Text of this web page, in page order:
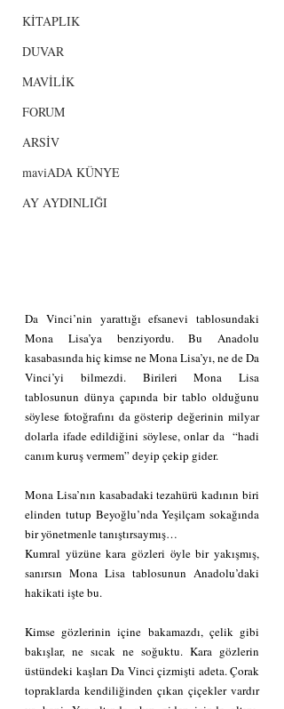
KİTAPLIK
DUVAR
MAVİLİK
FORUM
ARSİV
maviADA KÜNYE
AY AYDINLIĞI
Da Vinci’nin yarattığı efsanevi tablosundaki
Mona Lisa’ya benziyordu. Bu Anadolu
kasabasında hiç kimse ne Mona Lisa’yı, ne de Da
Vinci’yi bilmezdi. Birileri Mona Lisa
tablosunun dünya çapında bir tablo olduğunu
söylese fotoğrafını da gösterip değerinin milyar
dolarla ifade edildiğini söylese, onlar da  “hadi
canım kuruş vermem” deyip çekip gider.
Mona Lisa’nın kasabadaki tezahürü kadının biri
elinden tutup Beyoğlu’nda Yeşilçam sokağında
bir yönetmenle tanıştırsaymış…
Kumral yüzüne kara gözleri öyle bir yakışmış,
sanırsın Mona Lisa tablosunun Anadolu’daki
hakikati işte bu.
Kimse gözlerinin içine bakamazdı, çelik gibi
bakışlar, ne sıcak ne soğuktu. Kara gözlerin
üstündeki kaşları Da Vinci çizmişti adeta. Çorak
topraklarda kendiliğinden çıkan çiçekler vardır